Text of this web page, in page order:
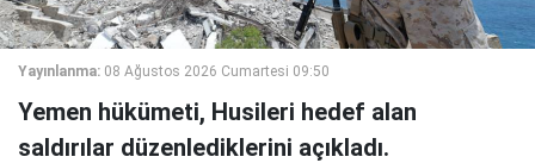
Yayınlanma: 08 Ağustos 2026 Cumartesi 09:50
Yemen hükümeti, Husileri hedef alan
saldırılar düzenlediklerini açıkladı.